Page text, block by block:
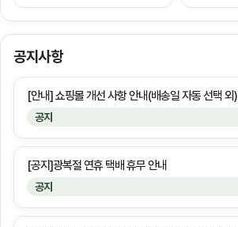
공지사항
공지
[안내] 쇼핑몰 개선 사항 안내(배송일 자동 선택 외)
공지
[공지]광복절 연휴 택배 휴무 안내